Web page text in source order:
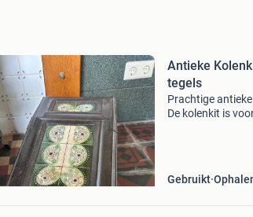
Antieke
tegels
Prachtige
De kolenkit is
Gebruikt